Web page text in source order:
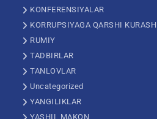
KONFERENSIYALAR
KORRUPSIYAGA QARSHI KURASH
RUMIY
TADBIRLAR
TANLOVLAR
Uncategorized
YANGILIKLAR
YASHIL MAKON